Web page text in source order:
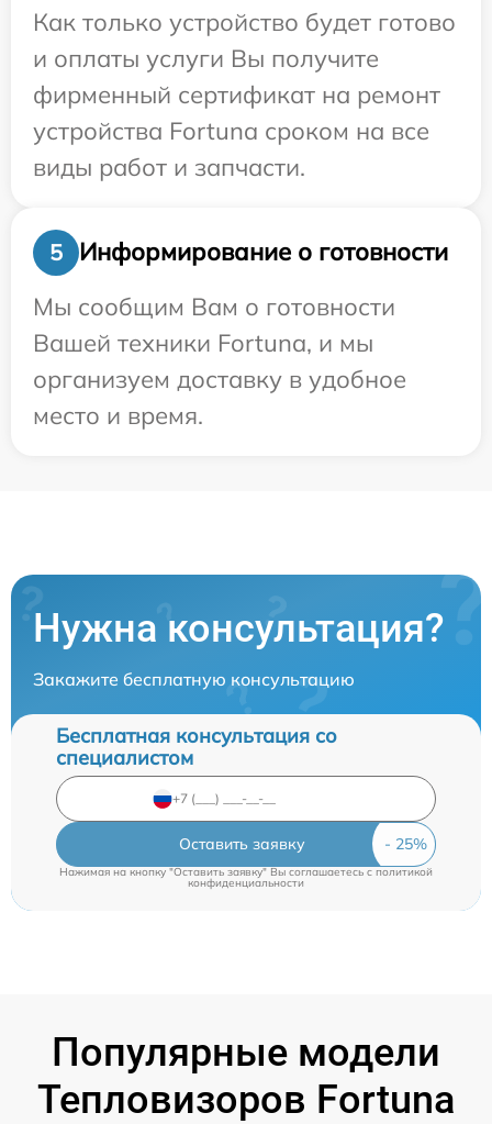
Как только устройство будет готово
и оплаты услуги Вы получите
фирменный сертификат на ремонт
устройства Fortuna сроком на все
виды работ и запчасти.
5
Информирование о готовности
Мы сообщим Вам о готовности
Вашей техники Fortuna, и мы
организуем доставку в удобное
место и время.
Нужна консультация?
Закажите бесплатную консультацию
Бесплатная консультация со
специалистом
Оставить заявку
Нажимая на кнопку "Оставить заявку" Вы соглашаетесь cполитикой
конфиденциальности
Популярные модели
Тепловизоров Fortuna